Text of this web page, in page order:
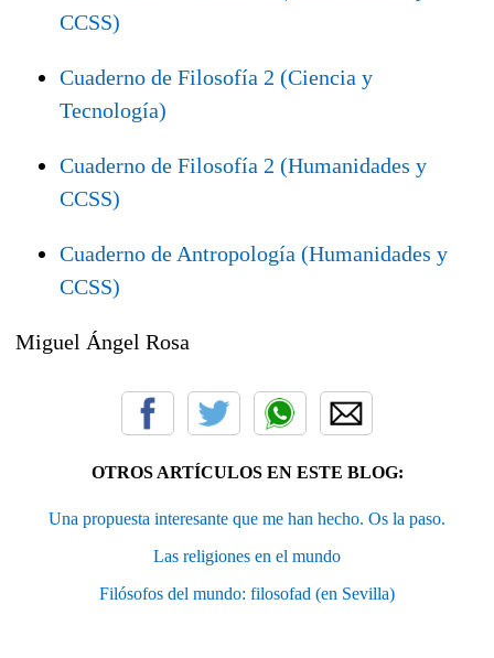
CCSS)
Cuaderno de Filosofía 2 (Ciencia y
Tecnología)
Cuaderno de Filosofía 2 (Humanidades y
CCSS)
Cuaderno de Antropología (Humanidades y
CCSS)
Miguel Ángel Rosa
OTROS ARTÍCULOS EN ESTE BLOG:
Una propuesta interesante que me han hecho. Os la paso.
Las religiones en el mundo
Filósofos del mundo: filosofad (en Sevilla)